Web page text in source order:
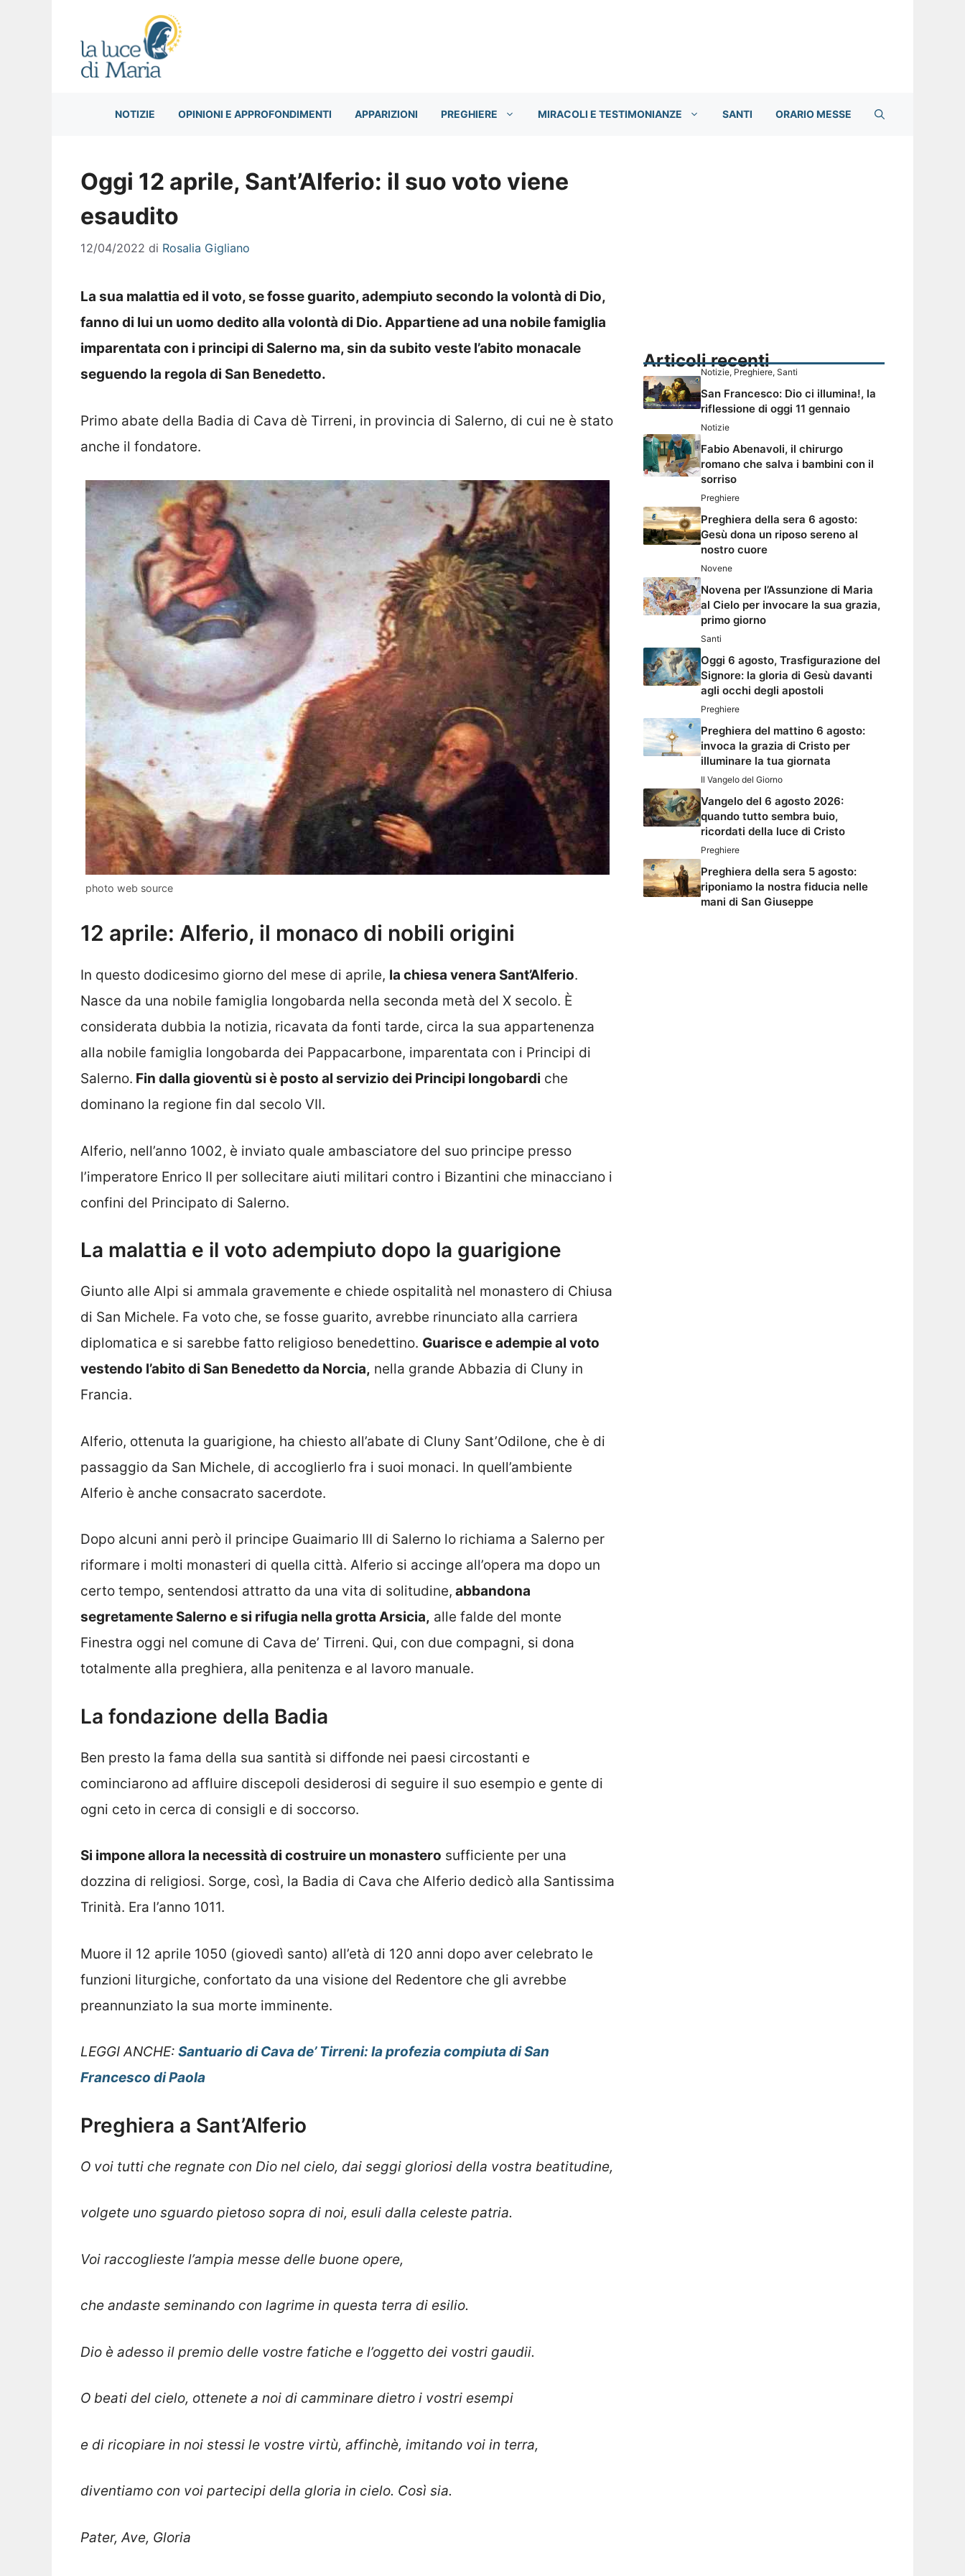
NOTIZIE OPINIONI E APPROFONDIMENTI APPARIZIONI PREGHIERE MIRACOLI E TESTIMONIANZE SANTI ORARIO MESSE
Oggi 12 aprile, Sant’Alferio: il suo voto viene
esaudito
12/04/2022 di Rosalia Gigliano
La sua malattia ed il voto, se fosse guarito, adempiuto secondo la volontà di Dio,
fanno di lui un uomo dedito alla volontà di Dio. Appartiene ad una nobile famiglia
imparentata con i principi di Salerno ma, sin da subito veste l’abito monacale
seguendo la regola di San Benedetto.
Primo abate della Badia di Cava dè Tirreni, in provincia di Salerno, di cui ne è stato
anche il fondatore.
photo web source
12 aprile: Alferio, il monaco di nobili origini
In questo dodicesimo giorno del mese di aprile, la chiesa venera Sant’Alferio.
Nasce da una nobile famiglia longobarda nella seconda metà del X secolo. È
considerata dubbia la notizia, ricavata da fonti tarde, circa la sua appartenenza
alla nobile famiglia longobarda dei Pappacarbone, imparentata con i Principi di
Salerno. Fin dalla gioventù si è posto al servizio dei Principi longobardi che
dominano la regione fin dal secolo VII.
Alferio, nell’anno 1002, è inviato quale ambasciatore del suo principe presso
l’imperatore Enrico II per sollecitare aiuti militari contro i Bizantini che minacciano i
confini del Principato di Salerno.
La malattia e il voto adempiuto dopo la guarigione
Giunto alle Alpi si ammala gravemente e chiede ospitalità nel monastero di Chiusa
di San Michele. Fa voto che, se fosse guarito, avrebbe rinunciato alla carriera
diplomatica e si sarebbe fatto religioso benedettino. Guarisce e adempie al voto
vestendo l’abito di San Benedetto da Norcia, nella grande Abbazia di Cluny in
Francia.
Alferio, ottenuta la guarigione, ha chiesto all’abate di Cluny Sant’Odilone, che è di
passaggio da San Michele, di accoglierlo fra i suoi monaci. In quell’ambiente
Alferio è anche consacrato sacerdote.
Dopo alcuni anni però il principe Guaimario III di Salerno lo richiama a Salerno per
riformare i molti monasteri di quella città. Alferio si accinge all’opera ma dopo un
certo tempo, sentendosi attratto da una vita di solitudine, abbandona
segretamente Salerno e si rifugia nella grotta Arsicia, alle falde del monte
Finestra oggi nel comune di Cava de’ Tirreni. Qui, con due compagni, si dona
totalmente alla preghiera, alla penitenza e al lavoro manuale.
La fondazione della Badia
Ben presto la fama della sua santità si diffonde nei paesi circostanti e
cominciarono ad affluire discepoli desiderosi di seguire il suo esempio e gente di
ogni ceto in cerca di consigli e di soccorso.
Si impone allora la necessità di costruire un monastero sufficiente per una
dozzina di religiosi. Sorge, così, la Badia di Cava che Alferio dedicò alla Santissima
Trinità. Era l’anno 1011.
Muore il 12 aprile 1050 (giovedì santo) all’età di 120 anni dopo aver celebrato le
funzioni liturgiche, confortato da una visione del Redentore che gli avrebbe
preannunziato la sua morte imminente.
LEGGI ANCHE: Santuario di Cava de’ Tirreni: la profezia compiuta di San
Francesco di Paola
Preghiera a Sant’Alferio
O voi tutti che regnate con Dio nel cielo, dai seggi gloriosi della vostra beatitudine,
volgete uno sguardo pietoso sopra di noi, esuli dalla celeste patria.
Voi raccoglieste l’ampia messe delle buone opere,
che andaste seminando con lagrime in questa terra di esilio.
Dio è adesso il premio delle vostre fatiche e l’oggetto dei vostri gaudii.
O beati del cielo, ottenete a noi di camminare dietro i vostri esempi
e di ricopiare in noi stessi le vostre virtù, affinchè, imitando voi in terra,
diventiamo con voi partecipi della gloria in cielo. Così sia.
Pater, Ave, Gloria
Articoli recenti
Notizie, Preghiere, Santi
San Francesco: Dio ci illumina!, la
riflessione di oggi 11 gennaio
Notizie
Fabio Abenavoli, il chirurgo
romano che salva i bambini con il
sorriso
Preghiere
Preghiera della sera 6 agosto:
Gesù dona un riposo sereno al
nostro cuore
Novene
Novena per l’Assunzione di Maria
al Cielo per invocare la sua grazia,
primo giorno
Santi
Oggi 6 agosto, Trasfigurazione del
Signore: la gloria di Gesù davanti
agli occhi degli apostoli
Preghiere
Preghiera del mattino 6 agosto:
invoca la grazia di Cristo per
illuminare la tua giornata
Il Vangelo del Giorno
Vangelo del 6 agosto 2026:
quando tutto sembra buio,
ricordati della luce di Cristo
Preghiere
Preghiera della sera 5 agosto:
riponiamo la nostra fiducia nelle
mani di San Giuseppe